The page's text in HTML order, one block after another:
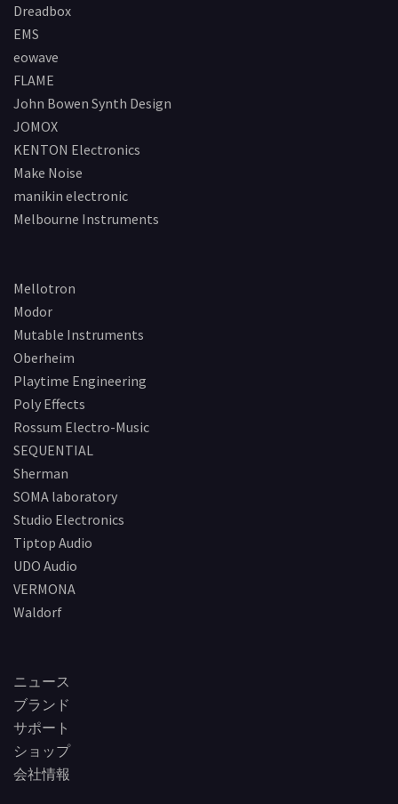
Dreadbox
EMS
eowave
FLAME
John Bowen Synth Design
JOMOX
KENTON Electronics
Make Noise
manikin electronic
Melbourne Instruments
Mellotron
Modor
Mutable Instruments
Oberheim
Playtime Engineering
Poly Effects
Rossum Electro-Music
SEQUENTIAL
Sherman
SOMA laboratory
Studio Electronics
Tiptop Audio
UDO Audio
VERMONA
Waldorf
ニュース
ブランド
サポート
ショップ
会社情報